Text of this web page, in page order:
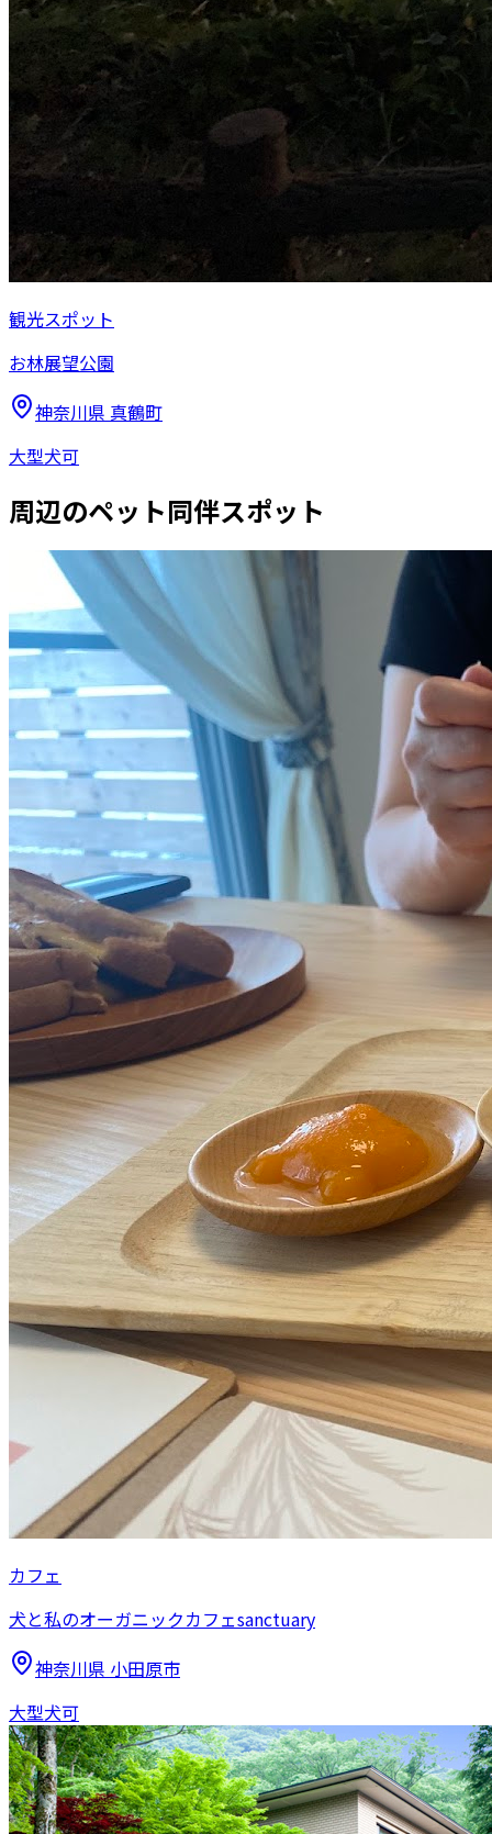
観光スポット
お林展望公園
神奈川県 真鶴町
大型犬可
周辺のペット同伴スポット
カフェ
犬と私のオーガニックカフェsanctuary
神奈川県 小田原市
大型犬可